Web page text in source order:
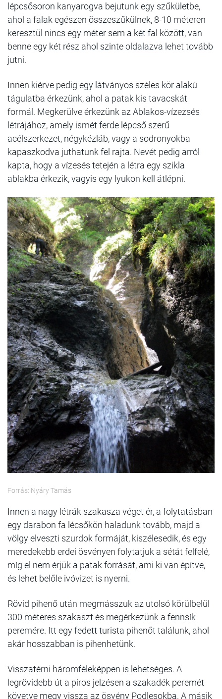
lépcsősoron kanyarogva bejutunk egy szűkületbe,
ahol a falak egészen összeszűkülnek, 8-10 méteren
keresztül nincs egy méter sem a két fal között, van
benne egy két rész ahol szinte oldalazva lehet tovább
jutni.
Innen kiérve pedig egy látványos széles kör alakú
tágulatba érkezünk, ahol a patak kis tavacskát
formál. Megkerülve érkezünk az Ablakos-vízezsés
létrájához, amely ismét ferde lépcső szerű
acélszerkezet, négykézláb, vagy a sodronyokba
kapaszkodva juthatunk fel rajta. Nevét pedig arról
kapta, hogy a vízesés tetején a létra egy szikla
ablakba érkezik, vagyis egy lyukon kell átlépni.
Forrás: Nyáry Tamás
Innen a nagy létrák szakasza véget ér, a folytatásban
egy darabon fa lécsőkön haladunk tovább, majd a
völgy elveszti szurdok formáját, kiszélesedik, és egy
meredekebb erdei ösvényen folytatjuk a sétát felfelé,
míg el nem érjük a patak forrását, ami ki van építve,
és lehet belőle ivóvizet is nyerni.
Rövid pihenő után megmásszuk az utolsó körülbelül
300 méteres szakaszt és megérkezünk a fennsík
peremére. Itt egy fedett turista pihenőt találunk, ahol
akár hosszabban is pihenhetünk.
Visszatérni háromféleképpen is lehetséges. A
legrövidebb út a piros jelzésen a szakadék peremét
követve megy vissza az ösvény Podlesokba. A másik